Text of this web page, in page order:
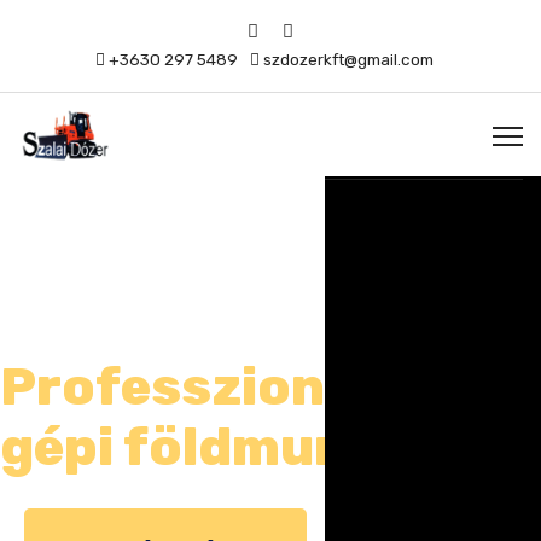
+3630 297 5489 szdozerkft@gmail.com
Professzionalitás a
gépi földmunkában